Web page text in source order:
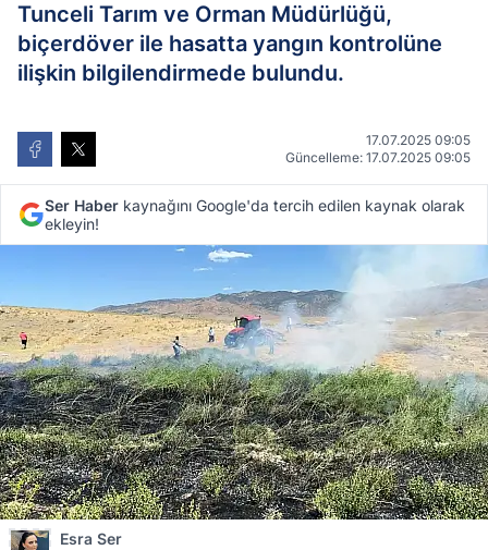
Tunceli Tarım ve Orman Müdürlüğü,
biçerdöver ile hasatta yangın kontrolüne
ilişkin bilgilendirmede bulundu.
17.07.2025 09:05
Güncelleme: 17.07.2025 09:05
Ser Haber kaynağını Google'da tercih edilen kaynak olarak
ekleyin!
Esra Ser